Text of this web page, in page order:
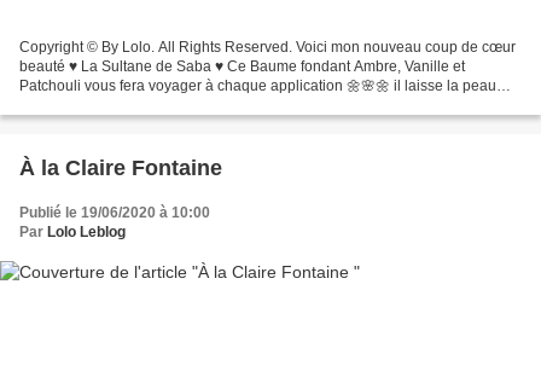
Copyright © By Lolo. All Rights Reserved. Voici mon nouveau coup de cœur
beauté ♥️ La Sultane de Saba ♥️ Ce Baume fondant Ambre, Vanille et
Patchouli vous fera voyager à chaque application 🌼🌸🌼 il laisse la peau
À la Claire Fontaine
Publié le 19/06/2020 à 10:00
Par Lolo Leblog